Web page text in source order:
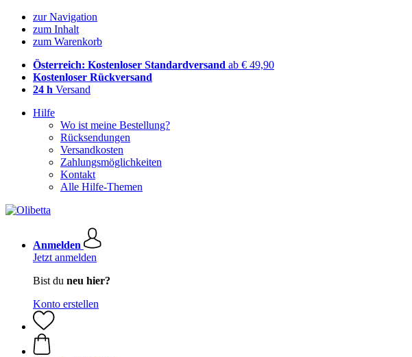
zur Navigation
zum Inhalt
zum Warenkorb
Österreich: Kostenloser Standardversand ab € 49,90
Kostenloser Rückversand
24 h Versand
Hilfe
Wo ist meine Bestellung?
Rücksendungen
Versandkosten
Zahlungsmöglichkeiten
Kontakt
Alle Hilfe-Themen
Anmelden
Jetzt anmelden
Bist du neu hier?
Konto erstellen